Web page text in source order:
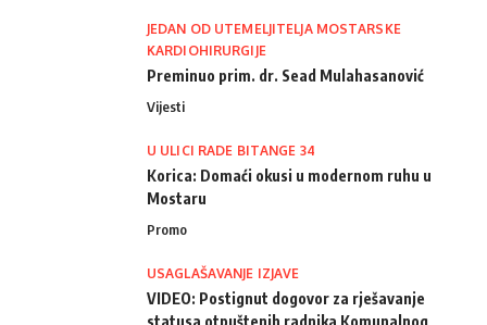
JEDAN OD UTEMELJITELJA MOSTARSKE
KARDIOHIRURGIJE
Preminuo prim. dr. Sead Mulahasanović
Vijesti
U ULICI RADE BITANGE 34
Korica: Domaći okusi u modernom ruhu u
Mostaru
Promo
USAGLAŠAVANJE IZJAVE
VIDEO: Postignut dogovor za rješavanje
statusa otpuštenih radnika Komunalnog